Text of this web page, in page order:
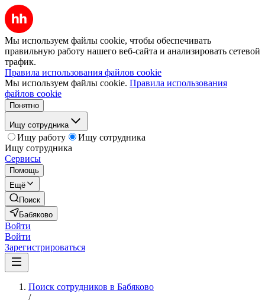
Мы используем файлы cookie, чтобы обеспечивать
правильную работу нашего веб-сайта и анализировать сетевой
трафик.
Правила использования файлов cookie
Мы используем файлы cookie. Правила использования
файлов cookie
Понятно
Ищу сотрудника
Ищу работу
Ищу сотрудника
Ищу сотрудника
Сервисы
Помощь
Ещё
Поиск
Бабяково
Войти
Войти
Зарегистрироваться
Поиск сотрудников в Бабяково
/